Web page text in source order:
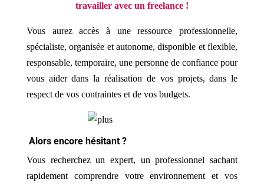
travailler avec un freelance !
Vous aurez accès à une ressource professionnelle,
spécialiste, organisée et autonome, disponible et flexible,
responsable, temporaire, une personne de confiance pour
vous aider dans la réalisation de vos projets, dans le
respect de vos contraintes et de vos budgets.
Alors encore hésitant ?
Vous recherchez un expert, un professionnel sachant
rapidement comprendre votre environnement et vos